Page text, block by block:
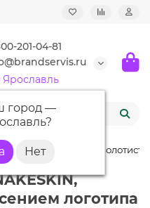
201-04-81
Ярославль
город —
?
SNAKESKIN,
логотипа